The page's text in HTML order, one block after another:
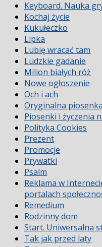
Keyboard. Nauka
Kochaj życie
Kukułeczko
Lipka
Lubię wracać tam
Ludzkie gadanie
Milion białych róż
Nowe ogłoszenie
Och i ach
Oryginalna
Piosenki i życzenia
Polityka Cookies
Prezent
Promocje
Prywatki
Psalm
Reklama w
portalach
Remedium
Rodzinny dom
Start. Uniwersalna
Tak jak przed laty